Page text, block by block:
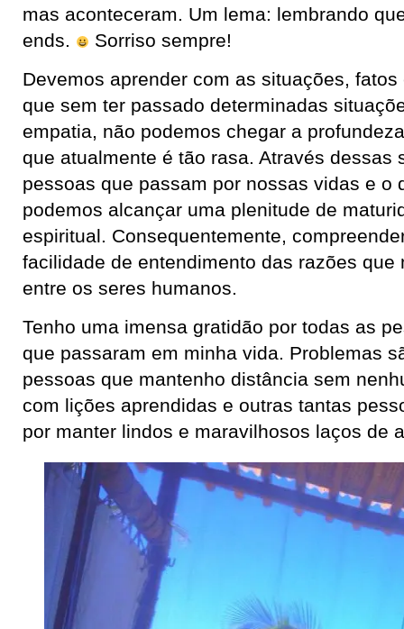
mas aconteceram. Um lema: lembrando
ends.
Sorriso sempre!
Devemos aprender com as situações,
que sem ter passado determinadas
empatia, não podemos chegar a
que atualmente é tão rasa. Através dessas
pessoas que passam por nossas vidas e o
podemos alcançar uma plenitude de
espiritual. Consequentemente,
facilidade de entendimento das razões que
entre os seres humanos.
Tenho uma imensa gratidão por todas as
que passaram em minha vida. Problemas
pessoas que mantenho distância sem
com lições aprendidas e outras tantas
por manter lindos e maravilhosos laços de